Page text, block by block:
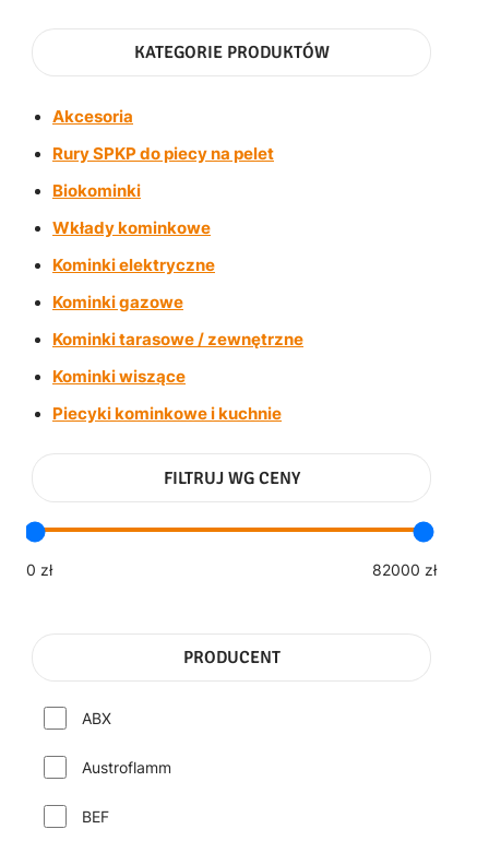
KATEGORIE PRODUKTÓW
Akcesoria
Rury SPKP do piecy na pelet
Biokominki
Wkłady kominkowe
Kominki elektryczne
Kominki gazowe
Kominki tarasowe / zewnętrzne
Kominki wiszące
Piecyki kominkowe i kuchnie
FILTRUJ WG CENY
0 zł 82000 zł
PRODUCENT
ABX
Austroflamm
BEF